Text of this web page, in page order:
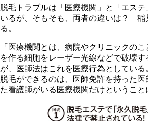
脱毛トラブルは「医療機関」と「エス
いるが、そもそも、両者の違いは？ 稲
る。
「医療機関とは、病院やクリニックの
を作る細胞をレーザー光線などで破壊
が、医師法はこれを医療行為としている
脱毛ができるのは、医師免許を持った
た看護師がいる医療機関だけということ